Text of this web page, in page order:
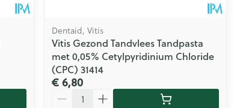
Dentaid, Vitis
Vitis Gezond Tandvlees Tandpasta
met 0,05% Cetylpyridinium Chloride
(CPC) 31414
€ 6,80